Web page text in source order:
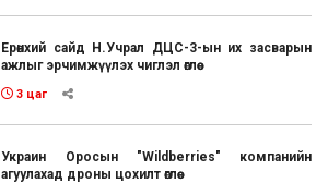
Ерөнхий сайд Н.Учрал ДЦС-3-ын их засварын
ажлыг эрчимжүүлэх чиглэл өглөө
3 цаг
Украин Оросын "Wildberries" компанийн
агуулахад дроны цохилт өглөө